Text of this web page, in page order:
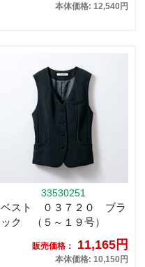
本体価格: 12,540円
33530251
ベスト ０３７２０ ブラ
ック （５～１９号）
販売価格： 11,165円
本体価格: 10,150円